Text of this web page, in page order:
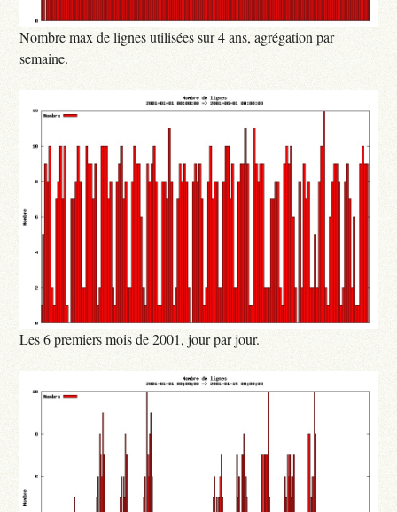
Nombre max de lignes utilisées sur 4 ans, agrégation par
semaine.
Les 6 premiers mois de 2001, jour par jour.